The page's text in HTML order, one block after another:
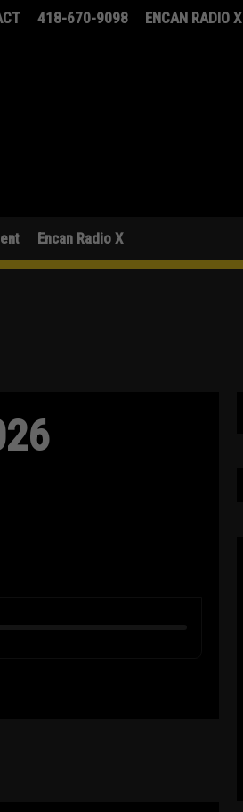
418-670-9098 ENCAN RADIO X
Encan Radio X